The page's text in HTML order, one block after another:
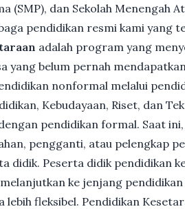
(SMP), dan Sekolah Menengah
pendidikan resmi kami yang
adalah program yang
yang belum pernah
nonformal melalui
Kebudayaan, Riset, dan
pendidikan formal. Saat
pengganti, atau pelengkap
didik. Peserta didik pendidikan
ke jenjang
lebih fleksibel. Pendidikan